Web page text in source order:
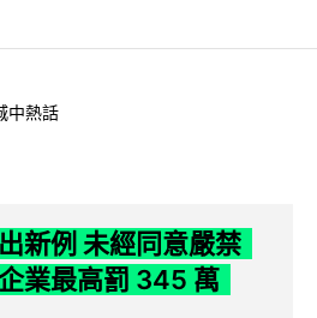
中熱話
新例 未經同意嚴禁
業最高罰 345 萬